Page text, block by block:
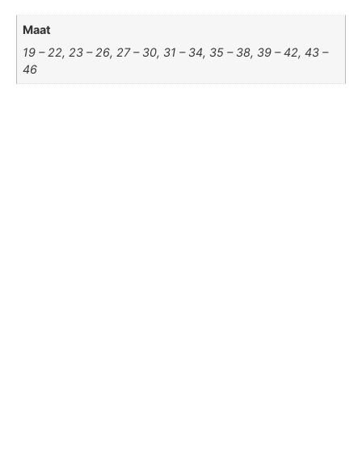
Maat
19 – 22, 23 – 26, 27 – 30, 31 – 34, 35 – 38, 39 – 42, 43 –
46